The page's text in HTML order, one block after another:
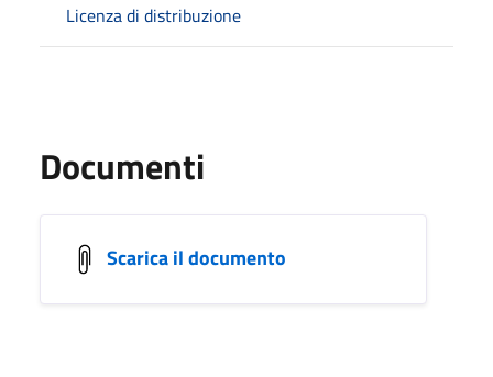
Licenza di distribuzione
Documenti
Scarica il documento